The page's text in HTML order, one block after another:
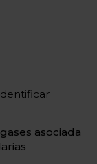
asociada